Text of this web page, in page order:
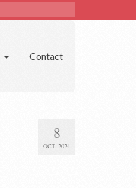
Contact
8
OCT. 2024